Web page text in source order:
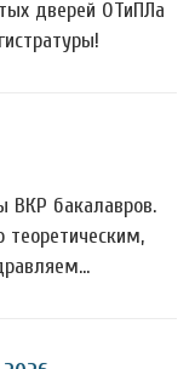
дверей ОТиПЛа
ВКР бакалавров.